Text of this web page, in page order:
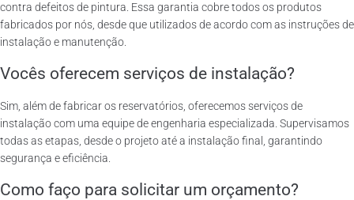
contra defeitos de pintura. Essa garantia cobre todos os produtos
fabricados por nós, desde que utilizados de acordo com as instruções de
instalação e manutenção.
Vocês oferecem serviços de instalação?
Sim, além de fabricar os reservatórios, oferecemos serviços de
instalação com uma equipe de engenharia especializada. Supervisamos
todas as etapas, desde o projeto até a instalação final, garantindo
segurança e eficiência.
Como faço para solicitar um orçamento?